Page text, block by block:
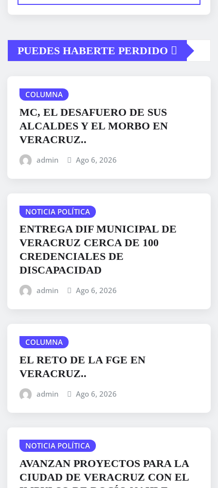
PUEDES HABERTE PERDIDO
COLUMNA
MC, EL DESAFUERO DE SUS
ALCALDES Y EL MORBO EN
VERACRUZ..
admin Ago 6, 2026
NOTICIA POLÍTICA
ENTREGA DIF MUNICIPAL DE
VERACRUZ CERCA DE 100
CREDENCIALES DE
DISCAPACIDAD
admin Ago 6, 2026
COLUMNA
EL RETO DE LA FGE EN
VERACRUZ..
admin Ago 6, 2026
NOTICIA POLÍTICA
AVANZAN PROYECTOS PARA LA
CIUDAD DE VERACRUZ CON EL